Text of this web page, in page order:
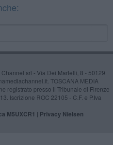
srl - Via Dei Martelli, 8 - 50129
TOSCANA MEDIA
registrato presso il Tribunale di Firenze
Iscrizione ROC 22105 - C.F. e P.Iva
M5UXCR1 | Privacy Nielsen